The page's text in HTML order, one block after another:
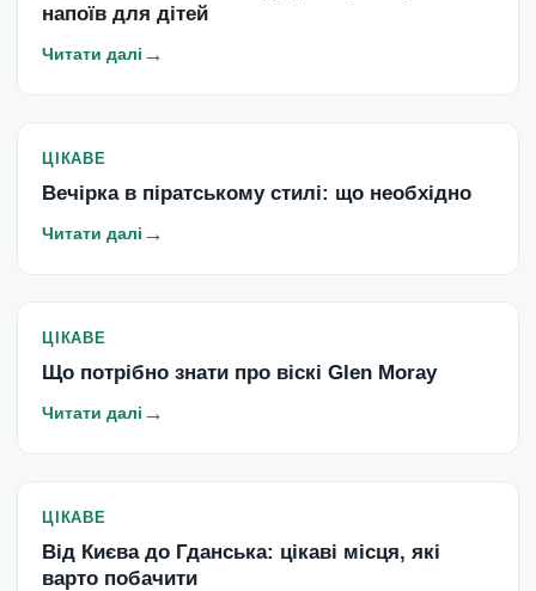
напоїв для дітей
Читати далі →
ЦІКАВЕ
Вечірка в піратському стилі: що необхідно
Читати далі →
ЦІКАВЕ
Що потрібно знати про віскі Glen Moray
Читати далі →
ЦІКАВЕ
Від Києва до Гданська: цікаві місця, які
варто побачити